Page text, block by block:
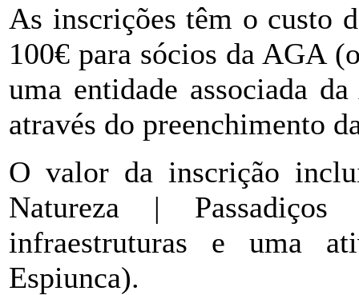
As inscrições têm o custo
100€ para sócios da AGA
uma entidade associada
através do preenchimento
O valor da inscrição
Natureza |
infraestruturas e uma
Espiunca).